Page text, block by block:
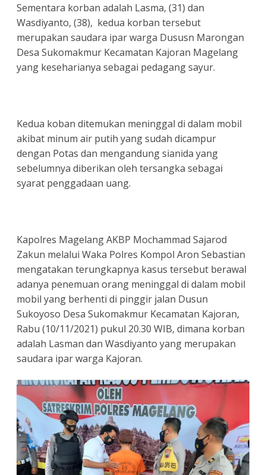
Sementara korban adalah Lasma, (31) dan
Wasdiyanto, (38), kedua korban tersebut
merupakan saudara ipar warga Dususn Marongan
Desa Sukomakmur Kecamatan Kajoran Magelang
yang keseharianya sebagai pedagang sayur.
Kedua koban ditemukan meninggal di dalam mobil
akibat minum air putih yang sudah dicampur
dengan Potas dan mengandung sianida yang
sebelumnya diberikan oleh tersangka sebagai
syarat penggadaan uang.
Kapolres Magelang AKBP Mochammad Sajarod
Zakun melalui Waka Polres Kompol Aron Sebastian
mengatakan terungkapnya kasus tersebut berawal
adanya penemuan orang meninggal di dalam mobil
mobil yang berhenti di pinggir jalan Dusun
Sukoyoso Desa Sukomakmur Kecamatan Kajoran,
Rabu (10/11/2021) pukul 20.30 WIB, dimana korban
adalah Lasman dan Wasdiyanto yang merupakan
saudara ipar warga Kajoran.